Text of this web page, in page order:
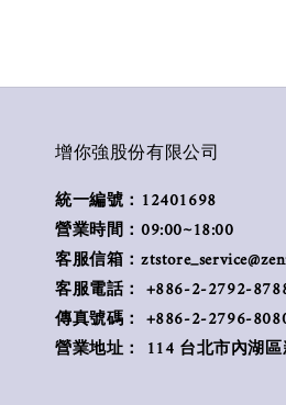
增你強股份有限公司
統一編號：12401698
營業時間：09:00~18:00
客服信箱：
客服電話： +886-2-2792-
傳真號碼： +886-2-2796-
營業地址： 114 台北市內湖